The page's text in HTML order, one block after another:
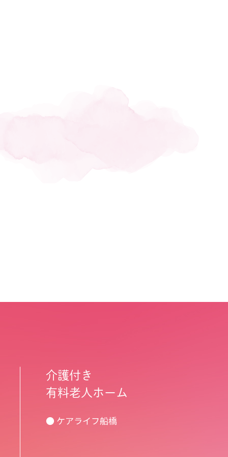
介護付き
有料老人ホーム
● ケアライフ船橋